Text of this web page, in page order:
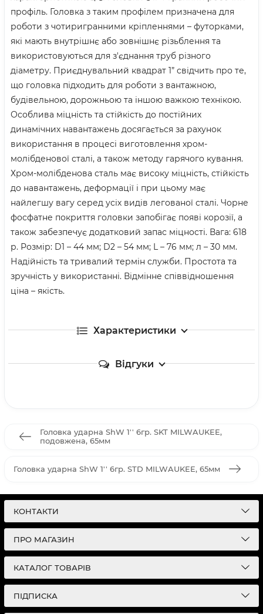
профіль. Головка з таким профілем призначена для
роботи з чотиригранними кріпленнями – футорками,
які мають внутрішнє або зовнішнє різьблення та
використовуються для з'єднання труб різного
діаметру. Приєднувальний квадрат 1” свідчить про те,
що головка підходить для роботи з вантажною,
будівельною, дорожньою та іншою важкою технікою.
Особлива міцність та стійкість до постійних
динамічних навантажень досягається за рахунок
використання в процесі виготовлення хром-
молібденової сталі, а також методу гарячого кування.
Хром-молібденова сталь має високу міцність, стійкість
до навантажень, деформації і при цьому має
найлегшу вагу серед усіх видів легованої сталі. Чорне
фосфатне покриття головки запобігає появі корозії, а
також забезпечує додатковий запас міцності. Вага: 618
р. Розмір: D1 – 44 мм; D2 – 54 мм; L – 76 мм; л – 30 мм.
Надійність та тривалий термін служби. Простота та
зручність у використанні. Відмінне співвідношення
ціна – якість.
Характеристики
Відгуки
Головка ударна ShW 1'' 6гр. SKT MILWAUKEE,
подовжена, 65мм
Головка ударна ShW 1'' 6гр. STD MILWAUKEE, 65мм
КОНТАКТИ
ПРО МАГАЗИН
КАТАЛОГ ТОВАРІВ
ПІДПИСКА